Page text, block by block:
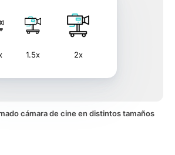
1.5x 2x
cámara de cine en distintos tamaños